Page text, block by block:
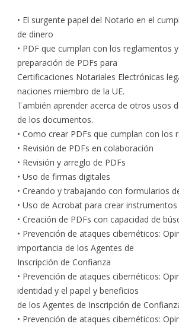
• El surgente papel del Notario en el
de dinero
• PDF que cumplan con los reglamentos
preparación de PDFs para
Certificaciones Notariales Electrónicas
naciones miembro de la UE.
También aprender acerca de otros usos
de los documentos.
• Como crear PDFs que cumplan con
• Revisión de PDFs en colaboración
• Revisión y arreglo de PDFs
• Uso de firmas digitales
• Creando y trabajando con formularios
• Uso de Acrobat para crear
• Creación de PDFs con capacidad de
• Prevención de ataques cibernéticos:
importancia de los Agentes de
Inscripción de Confianza
• Prevención de ataques cibernéticos:
identidad y el papel y beneficios
de los Agentes de Inscripción de
• Prevención de ataques cibernéticos: